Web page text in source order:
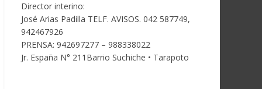
Director interino:
José Arias Padilla TELF. AVISOS. 042 587749,
942467926
PRENSA: 942697277 – 988338022
Jr. España N° 211Barrio Suchiche • Tarapoto